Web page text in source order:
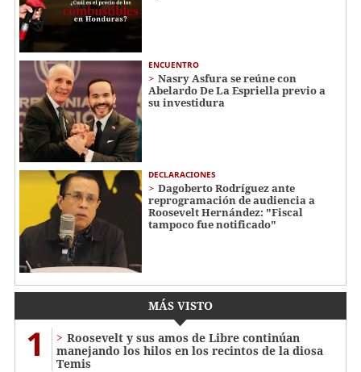
ENCUENTRO
Nasry Asfura se reúne con
Abelardo De La Espriella previo a
su investidura
DECLARACIONES
Dagoberto Rodríguez ante
reprogramación de audiencia a
Roosevelt Hernández: "Fiscal
tampoco fue notificado"
MÁS VISTO
1
Roosevelt y sus amos de Libre continúan
manejando los hilos en los recintos de la diosa
Temis